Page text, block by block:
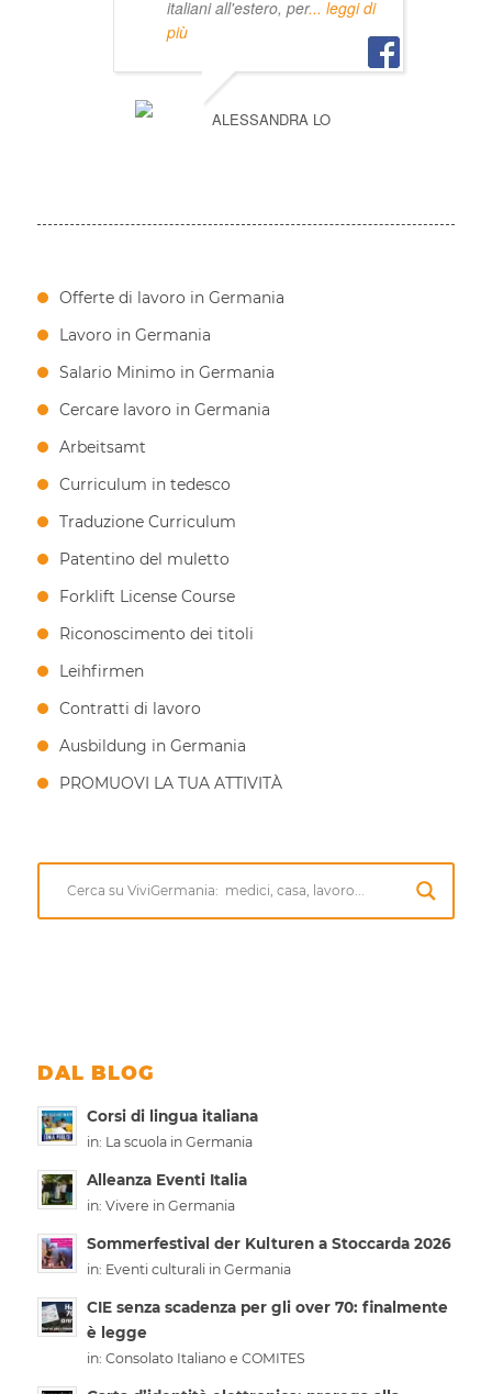
italiani all'estero, per... leggi di
più
ALESSANDRA LO
Offerte di lavoro in Germania
Lavoro in Germania
Salario Minimo in Germania
Cercare lavoro in Germania
Arbeitsamt
Curriculum in tedesco
Traduzione Curriculum
Patentino del muletto
Forklift License Course
Riconoscimento dei titoli
Leihfirmen
Contratti di lavoro
Ausbildung in Germania
PROMUOVI LA TUA ATTIVITÀ
DAL BLOG
Corsi di lingua italiana
in: La scuola in Germania
Alleanza Eventi Italia
in: Vivere in Germania
Sommerfestival der Kulturen a Stoccarda 2026
in: Eventi culturali in Germania
CIE senza scadenza per gli over 70: finalmente
è legge
in: Consolato Italiano e COMITES